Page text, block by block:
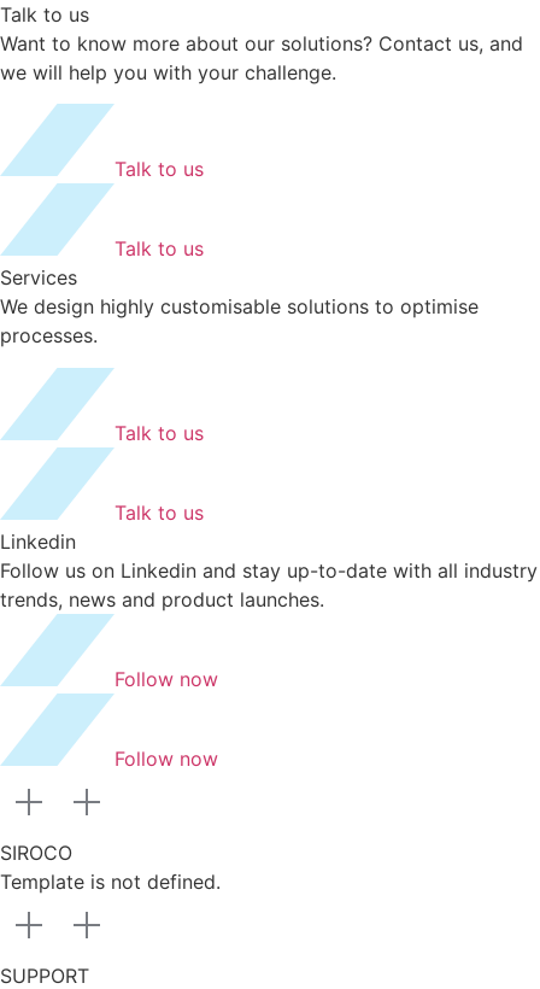
Talk to us
Want to know more about our solutions? Contact us, and
we will help you with your challenge.
Talk to us
Talk to us
Services
We design highly customisable solutions to optimise
processes.
Talk to us
Talk to us
Linkedin
Follow us on Linkedin and stay up-to-date with all industry
trends, news and product launches.
Follow now
Follow now
SIROCO
Template is not defined.
SUPPORT